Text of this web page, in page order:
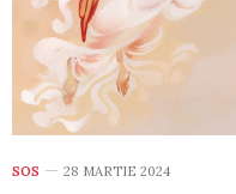
SOS 28 MARTIE 2024